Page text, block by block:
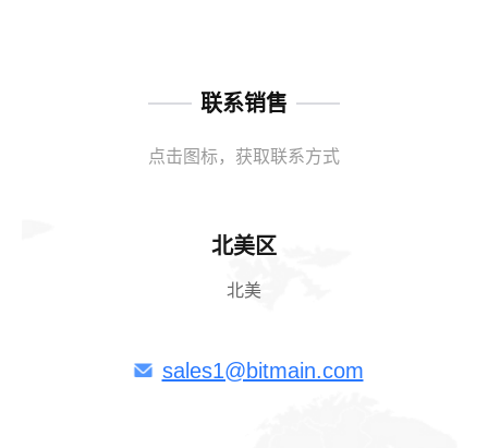
联系销售
点击图标，获取联系方式
北美区
北美
sales1@bitmain.com